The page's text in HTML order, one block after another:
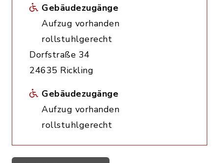
Gebäudezugänge
Aufzug vorhanden
rollstuhlgerecht
Dorfstraße 34
24635 Rickling
Gebäudezugänge
Aufzug vorhanden
rollstuhlgerecht